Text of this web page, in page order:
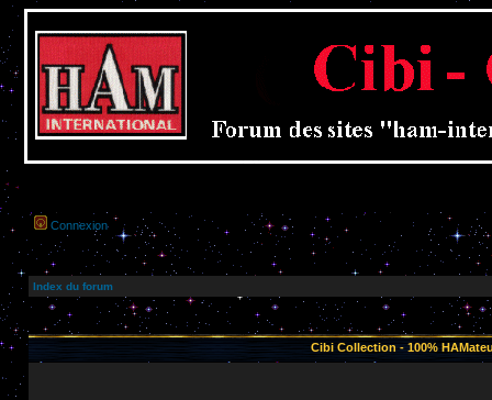
Connexion
Index du forum
Cibi Collection - 100%